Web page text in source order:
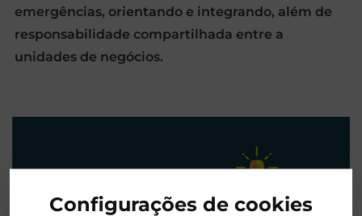
emergências, orientando e integrando, além de
responsabilidade compartilhada entre a
unidades de negócios.
Configurações de cookies